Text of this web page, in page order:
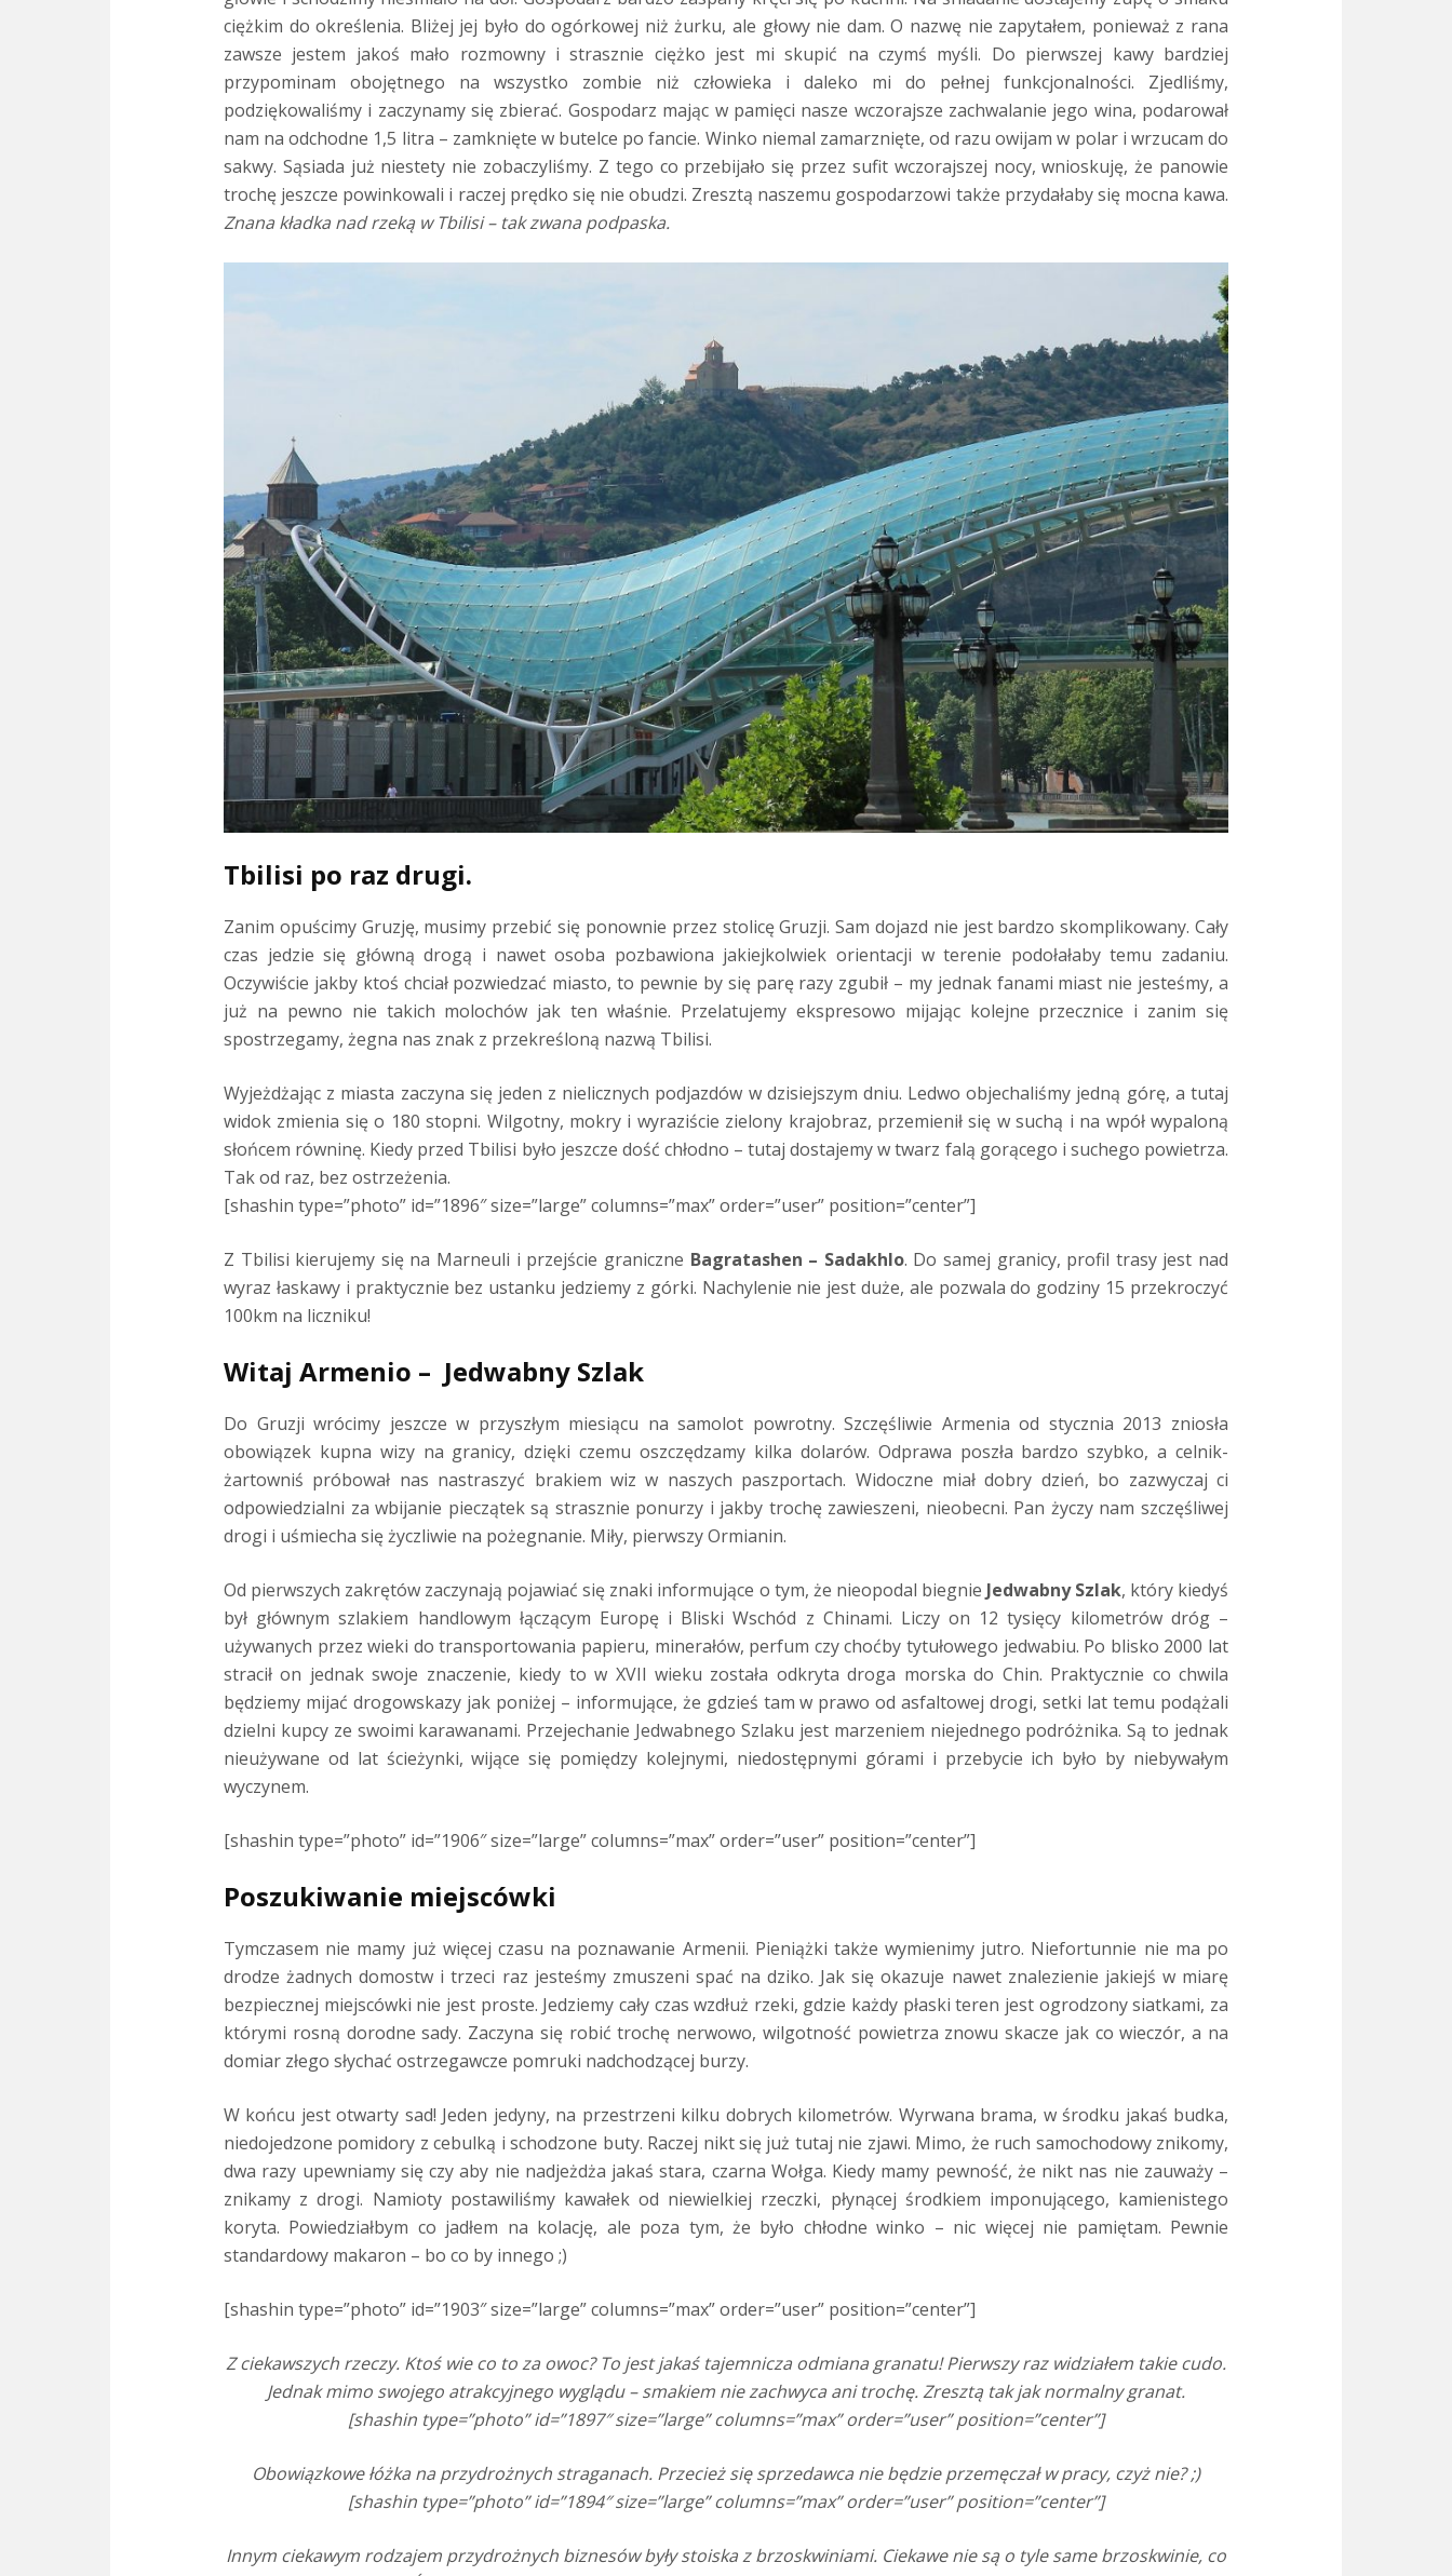
ciężkim do określenia. Bliżej jej było do ogórkowej niż żurku, ale głowy nie dam. O nazwę nie zapytałem, ponieważ z rana
zawsze jestem jakoś mało rozmowny i strasznie ciężko jest mi skupić na czymś myśli. Do pierwszej kawy bardziej
przypominam obojętnego na wszystko zombie niż człowieka i daleko mi do pełnej funkcjonalności. Zjedliśmy,
podziękowaliśmy i zaczynamy się zbierać. Gospodarz mając w pamięci nasze wczorajsze zachwalanie jego wina, podarował
nam na odchodne 1,5 litra – zamknięte w butelce po fancie. Winko niemal zamarznięte, od razu owijam w polar i wrzucam do
sakwy. Sąsiada już niestety nie zobaczyliśmy. Z tego co przebijało się przez sufit wczorajszej nocy, wnioskuję, że panowie
trochę jeszcze powinkowali i raczej prędko się nie obudzi. Zresztą naszemu gospodarzowi także przydałaby się mocna kawa.
Znana kładka nad rzeką w Tbilisi – tak zwana podpaska.
Tbilisi po raz drugi.
Zanim opuścimy Gruzję, musimy przebić się ponownie przez stolicę Gruzji. Sam dojazd nie jest bardzo skomplikowany. Cały
czas jedzie się główną drogą i nawet osoba pozbawiona jakiejkolwiek orientacji w terenie podołałaby temu zadaniu.
Oczywiście jakby ktoś chciał pozwiedzać miasto, to pewnie by się parę razy zgubił – my jednak fanami miast nie jesteśmy, a
już na pewno nie takich molochów jak ten właśnie. Przelatujemy ekspresowo mijając kolejne przecznice i zanim się
spostrzegamy, żegna nas znak z przekreśloną nazwą Tbilisi.
Wyjeżdżając z miasta zaczyna się jeden z nielicznych podjazdów w dzisiejszym dniu. Ledwo objechaliśmy jedną górę, a tutaj
widok zmienia się o 180 stopni. Wilgotny, mokry i wyraziście zielony krajobraz, przemienił się w suchą i na wpół wypaloną
słońcem równinę. Kiedy przed Tbilisi było jeszcze dość chłodno – tutaj dostajemy w twarz falą gorącego i suchego powietrza.
Tak od raz, bez ostrzeżenia.
[shashin type=”photo” id=”1896″ size=”large” columns=”max” order=”user” position=”center”]
Z Tbilisi kierujemy się na Marneuli i przejście graniczne Bagratashen – Sadakhlo. Do samej granicy, profil trasy jest nad
wyraz łaskawy i praktycznie bez ustanku jedziemy z górki. Nachylenie nie jest duże, ale pozwala do godziny 15 przekroczyć
100km na liczniku!
Witaj Armenio – Jedwabny Szlak
Do Gruzji wrócimy jeszcze w przyszłym miesiącu na samolot powrotny. Szczęśliwie Armenia od stycznia 2013 zniosła
obowiązek kupna wizy na granicy, dzięki czemu oszczędzamy kilka dolarów. Odprawa poszła bardzo szybko, a celnik-
żartowniś próbował nas nastraszyć brakiem wiz w naszych paszportach. Widoczne miał dobry dzień, bo zazwyczaj ci
odpowiedzialni za wbijanie pieczątek są strasznie ponurzy i jakby trochę zawieszeni, nieobecni. Pan życzy nam szczęśliwej
drogi i uśmiecha się życzliwie na pożegnanie. Miły, pierwszy Ormianin.
Od pierwszych zakrętów zaczynają pojawiać się znaki informujące o tym, że nieopodal biegnie Jedwabny Szlak, który kiedyś
był głównym szlakiem handlowym łączącym Europę i Bliski Wschód z Chinami. Liczy on 12 tysięcy kilometrów dróg –
używanych przez wieki do transportowania papieru, minerałów, perfum czy choćby tytułowego jedwabiu. Po blisko 2000 lat
stracił on jednak swoje znaczenie, kiedy to w XVII wieku została odkryta droga morska do Chin. Praktycznie co chwila
będziemy mijać drogowskazy jak poniżej – informujące, że gdzieś tam w prawo od asfaltowej drogi, setki lat temu podążali
dzielni kupcy ze swoimi karawanami. Przejechanie Jedwabnego Szlaku jest marzeniem niejednego podróżnika. Są to jednak
nieużywane od lat ścieżynki, wijące się pomiędzy kolejnymi, niedostępnymi górami i przebycie ich było by niebywałym
wyczynem.
[shashin type=”photo” id=”1906″ size=”large” columns=”max” order=”user” position=”center”]
Poszukiwanie miejscówki
Tymczasem nie mamy już więcej czasu na poznawanie Armenii. Pieniążki także wymienimy jutro. Niefortunnie nie ma po
drodze żadnych domostw i trzeci raz jesteśmy zmuszeni spać na dziko. Jak się okazuje nawet znalezienie jakiejś w miarę
bezpiecznej miejscówki nie jest proste. Jedziemy cały czas wzdłuż rzeki, gdzie każdy płaski teren jest ogrodzony siatkami, za
którymi rosną dorodne sady. Zaczyna się robić trochę nerwowo, wilgotność powietrza znowu skacze jak co wieczór, a na
domiar złego słychać ostrzegawcze pomruki nadchodzącej burzy.
W końcu jest otwarty sad! Jeden jedyny, na przestrzeni kilku dobrych kilometrów. Wyrwana brama, w środku jakaś budka,
niedojedzone pomidory z cebulką i schodzone buty. Raczej nikt się już tutaj nie zjawi. Mimo, że ruch samochodowy znikomy,
dwa razy upewniamy się czy aby nie nadjeżdża jakaś stara, czarna Wołga. Kiedy mamy pewność, że nikt nas nie zauważy –
znikamy z drogi. Namioty postawiliśmy kawałek od niewielkiej rzeczki, płynącej środkiem imponującego, kamienistego
koryta. Powiedziałbym co jadłem na kolację, ale poza tym, że było chłodne winko – nic więcej nie pamiętam. Pewnie
standardowy makaron – bo co by innego ;)
[shashin type=”photo” id=”1903″ size=”large” columns=”max” order=”user” position=”center”]
Z ciekawszych rzeczy. Ktoś wie co to za owoc? To jest jakaś tajemnicza odmiana granatu! Pierwszy raz widziałem takie cudo.
Jednak mimo swojego atrakcyjnego wyglądu – smakiem nie zachwyca ani trochę. Zresztą tak jak normalny granat.
[shashin type=”photo” id=”1897″ size=”large” columns=”max” order=”user” position=”center”]
Obowiązkowe łóżka na przydrożnych straganach. Przecież się sprzedawca nie będzie przemęczał w pracy, czyż nie? ;)
[shashin type=”photo” id=”1894″ size=”large” columns=”max” order=”user” position=”center”]
Innym ciekawym rodzajem przydrożnych biznesów były stoiska z brzoskwiniami. Ciekawe nie są o tyle same brzoskwinie, co